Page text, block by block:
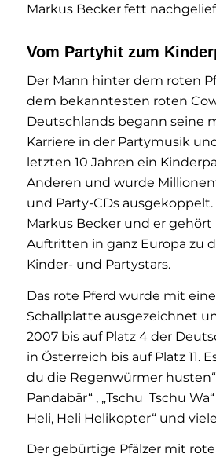
Markus Becker fett
Vom Partyhit zum
Der Mann hinter dem roten
dem bekanntesten roten
Deutschlands begann seine
Karriere in der Partymusik
letzten 10 Jahren ein
Anderen und wurde
und Party-CDs ausgekoppelt.
Markus Becker und er
Auftritten in ganz Europa zu
Kinder- und Partystars.
Das rote Pferd wurde mit
Schallplatte ausgezeichnet
2007 bis auf Platz 4 der
in Österreich bis auf Platz 11.
du die Regenwürmer
Pandabär“ , „Tschu Tschu
Heli, Heli Helikopter“ und
Der gebürtige Pfälzer mit